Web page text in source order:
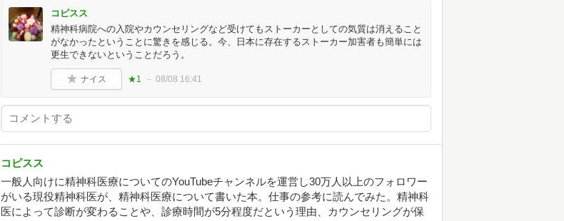
コピスス
精神科病院への入院やカウンセリングなど受けてもストーカーとしての気質は消えること
がなかったということに驚きを感じる。今、日本に存在するストーカー加害者も簡単には
更生できないということだろう。
ナイス ★1 08/08 16:41
コピスス
一般人向けに精神科医療についてのYouTubeチャンネルを運営し30万人以上のフォロワー
がいる現役精神科医が、精神科医療について書いた本。仕事の参考に読んでみた。精神科
医によって診断が変わることや、診療時間が5分程度だという理由、カウンセリングが保